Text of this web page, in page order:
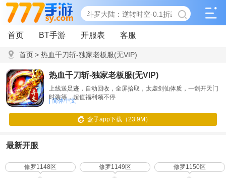
首页 BT手游 开服表 客服
首页> 热血千刀斩-独家老板服(无VIP)
热血千刀斩-独家老板服(无VIP)
上线送足迹，自动回收，全屏拾取，太虚剑仙体质，一剑开天门
时装等，超值福利领不停
| 简体中文
盒子app下载（23.9M）
最新开服
修罗1148区 修罗1149区 修罗1150区